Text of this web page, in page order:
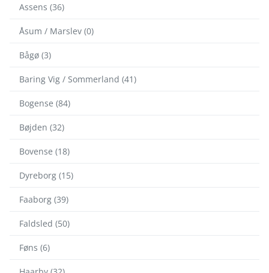
Assens (36)
Åsum / Marslev (0)
Bågø (3)
Baring Vig / Sommerland (41)
Bogense (84)
Bøjden (32)
Bovense (18)
Dyreborg (15)
Faaborg (39)
Faldsled (50)
Føns (6)